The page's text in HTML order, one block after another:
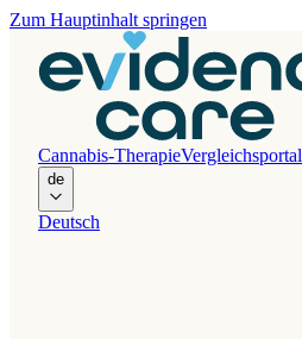
Zum Hauptinhalt springen
Cannabis-TherapieVergleichsportal
de
Deutsch